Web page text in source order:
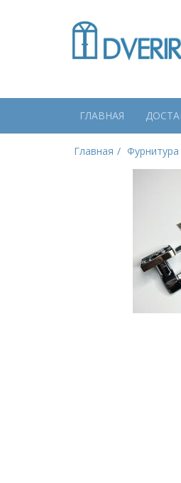
ГЛАВНАЯ
Главная Фурнитура